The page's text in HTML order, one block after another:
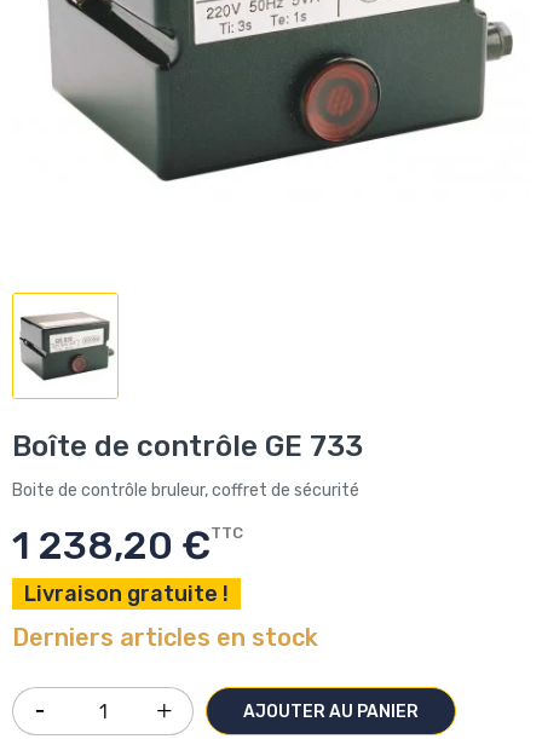
Boîte de contrôle GE 733
Boite de contrôle bruleur, coffret de sécurité
1 238,20 €TTC
Livraison gratuite !
Derniers articles en stock
AJOUTER AU PANIER